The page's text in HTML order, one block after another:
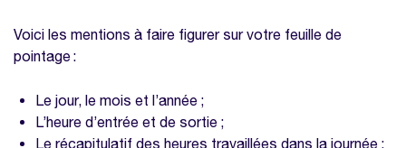
Voici les mentions à faire figurer sur votre feuille de
pointage :
Le jour, le mois et l’année ;
L’heure d’entrée et de sortie ;
Le récapitulatif des heures travaillées dans la journée ;